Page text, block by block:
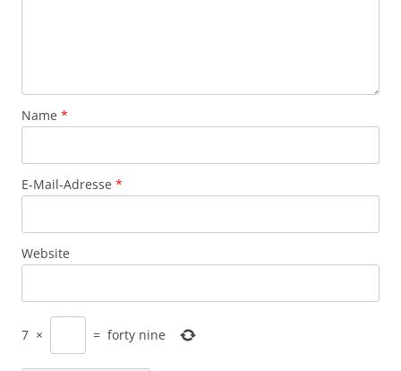
Name *
E-Mail-Adresse *
Website
7 × = forty nine